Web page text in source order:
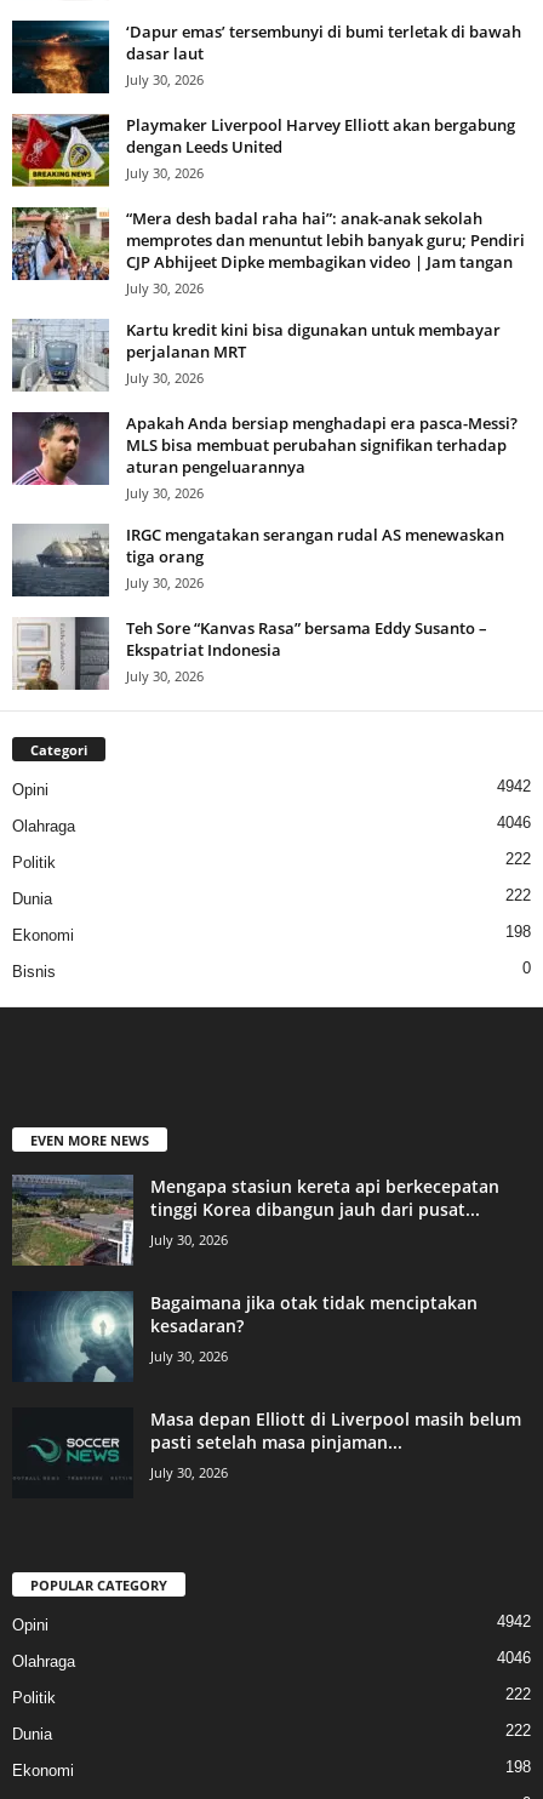
‘Dapur emas’ tersembunyi di bumi terletak di bawah
dasar laut
July 30, 2026
Playmaker Liverpool Harvey Elliott akan bergabung
dengan Leeds United
July 30, 2026
“Mera desh badal raha hai”: anak-anak sekolah
memprotes dan menuntut lebih banyak guru; Pendiri
CJP Abhijeet Dipke membagikan video | Jam tangan
July 30, 2026
Kartu kredit kini bisa digunakan untuk membayar
perjalanan MRT
July 30, 2026
Apakah Anda bersiap menghadapi era pasca-Messi?
MLS bisa membuat perubahan signifikan terhadap
aturan pengeluarannya
July 30, 2026
IRGC mengatakan serangan rudal AS menewaskan
tiga orang
July 30, 2026
Teh Sore “Kanvas Rasa” bersama Eddy Susanto –
Ekspatriat Indonesia
July 30, 2026
Categori
Opini 4942
Olahraga 4046
Politik 222
Dunia 222
Ekonomi 198
Bisnis 0
EVEN MORE NEWS
Mengapa stasiun kereta api berkecepatan
tinggi Korea dibangun jauh dari pusat...
July 30, 2026
Bagaimana jika otak tidak menciptakan
kesadaran?
July 30, 2026
Masa depan Elliott di Liverpool masih belum
pasti setelah masa pinjaman...
July 30, 2026
POPULAR CATEGORY
Opini 4942
Olahraga 4046
Politik 222
Dunia 222
Ekonomi 198